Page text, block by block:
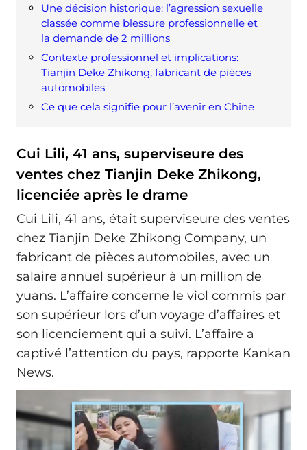
Une décision historique: l’agression sexuelle
classée comme blessure professionnelle et
la demande de 2 millions
Contexte professionnel et implications:
Tianjin Deke Zhikong, fabricant de pièces
automobiles
Ce que cela signifie pour l’avenir en Chine
Cui Lili, 41 ans, superviseure des
ventes chez Tianjin Deke Zhikong,
licenciée après le drame
Cui Lili, 41 ans, était superviseure des ventes
chez Tianjin Deke Zhikong Company, un
fabricant de pièces automobiles, avec un
salaire annuel supérieur à un million de
yuans. L’affaire concerne le viol commis par
son supérieur lors d’un voyage d’affaires et
son licenciement qui a suivi. L’affaire a
captivé l’attention du pays, rapporte Kankan
News.